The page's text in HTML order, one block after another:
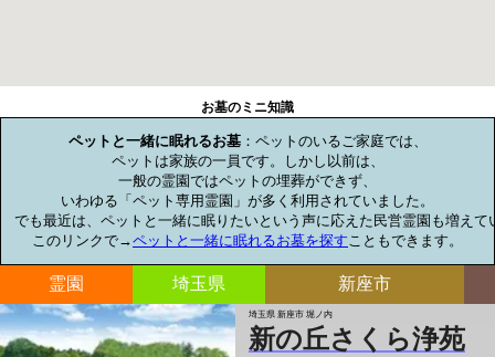
お墓のミニ知識
ペットと一緒に眠れるお墓：ペットのいるご家庭では、
ペットは家族の一員です。しかし以前は、
一般の霊園ではペットの埋葬ができず、
いわゆる「ペット専用霊園」が多く利用されていました。
でも最近は、ペットと一緒に眠りたいという声に応えた民営霊園も増えて
このリンクで→ペットと一緒に眠れるお墓を探す こともできます。
霊園 埼玉県 新座市
埼玉県 新座市 堀ノ内
新の丘さくら浄苑